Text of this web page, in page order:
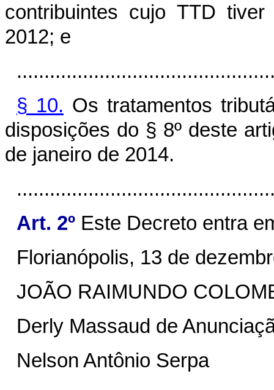
contribuintes cujo TTD
2012; e
§ 10. Os tratamentos
disposições do § 8º deste
de janeiro de 2014.
Art. 2ºEste Decreto entra
Florianópolis, 13 de
JOÃO RAIMUNDO
Derly Massaud de
Nelson Antônio Serpa